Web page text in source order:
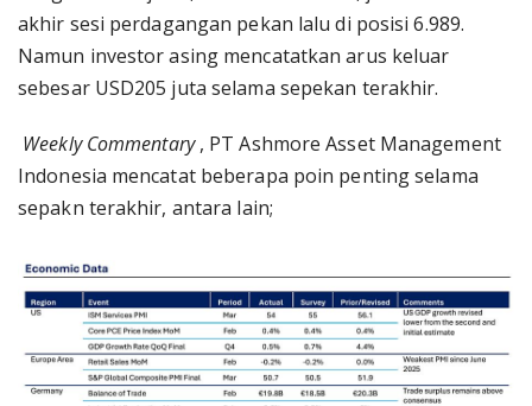
akhir sesi perdagangan pekan lalu di posisi 6.989.
Namun investor asing mencatatkan arus keluar
sebesar USD205 juta selama sepekan terakhir.
Weekly Commentary, PT Ashmore Asset Management
Indonesia mencatat beberapa poin penting selama
sepakn terakhir, antara lain;